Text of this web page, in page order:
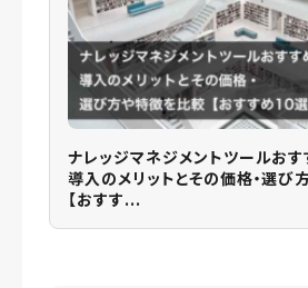
ナレッジマネジメントツールお
導入のメリットとその価格・選び
【おすす...